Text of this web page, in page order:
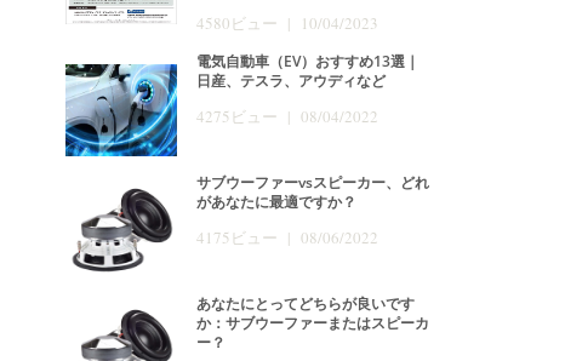
4580ビュー | 10/04/2023
電気自動車（EV）おすすめ13選｜
日産、テスラ、アウディなど
4275ビュー | 08/04/2022
サブウーファーvsスピーカー、どれ
があなたに最適ですか？
4175ビュー | 08/06/2022
あなたにとってどちらが良いです
か：サブウーファーまたはスピーカ
ー？